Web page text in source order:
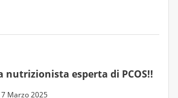
nutrizionista esperta di PCOS!!
Marzo 2025